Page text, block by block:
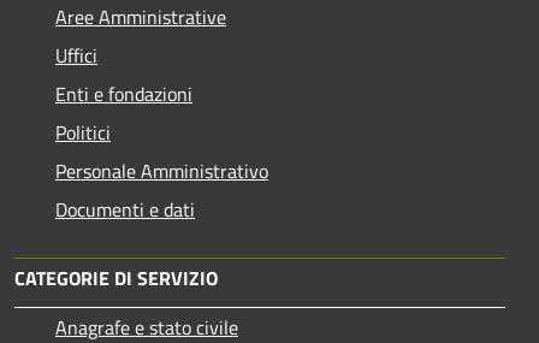
Aree Amministrative
Uffici
Enti e fondazioni
Politici
Personale Amministrativo
Documenti e dati
CATEGORIE DI SERVIZIO
Anagrafe e stato civile